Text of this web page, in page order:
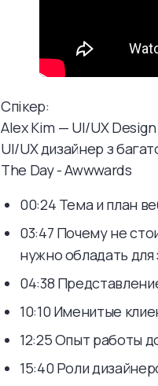
Спікер:
Alex Kim — UI/UX
UI/UX дизайнер з
The Day - Awwwards
00:24 Тема и план
03:47 Почему не
нужно обладать
04:38
10:10 Именитые
12:25 Опыт работы
15:40 Роли